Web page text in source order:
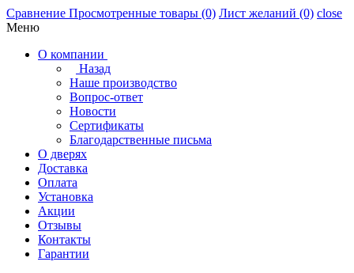
Сравнение Просмотренные товары (0) Лист желаний (0) close
Меню
О компании
Назад
Наше производство
Вопрос-ответ
Новости
Сертификаты
Благодарственные письма
О дверях
Доставка
Оплата
Установка
Акции
Отзывы
Контакты
Гарантии